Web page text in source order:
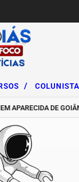
/
APARECIDA DE